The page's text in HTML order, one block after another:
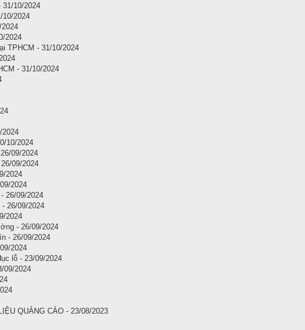
10/2024
10/2024
2024
TPHCM - 31/10/2024
- 31/10/2024
2024
10/2024
09/2024
09/2024
2024
2024
26/09/2024
26/09/2024
2024
- 26/09/2024
- 26/09/2024
2024
lỗ - 23/09/2024
09/2024
QUẢNG CÁO - 23/08/2023